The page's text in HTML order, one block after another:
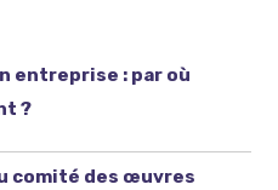
entreprise : par où
?
comité des œuvres